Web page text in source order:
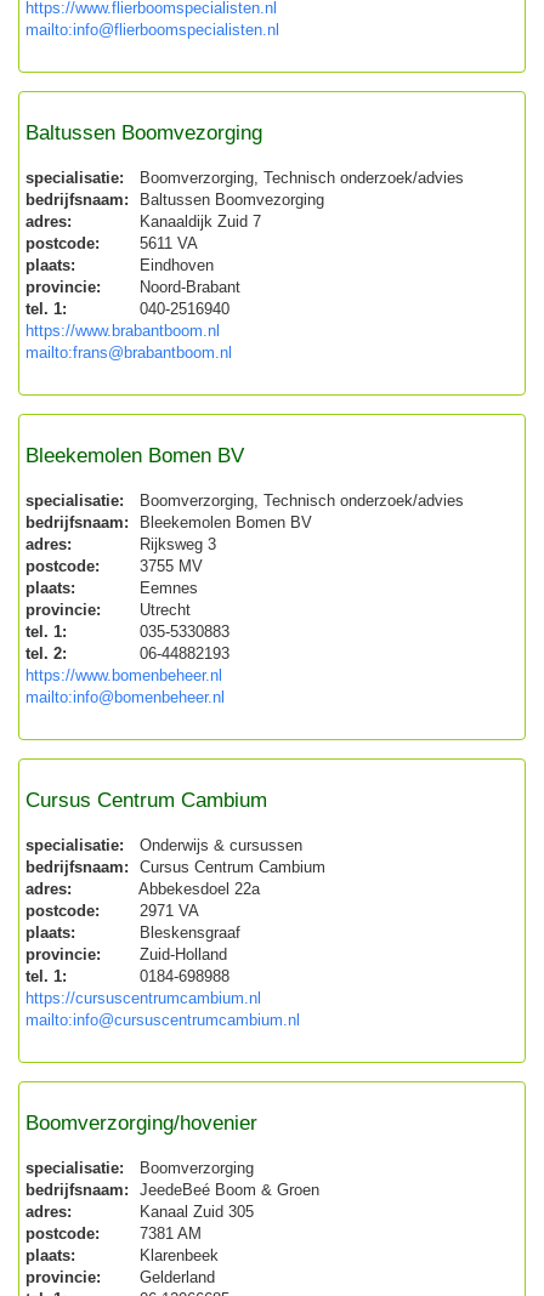
https://www.flierboomspecialisten.nl
mailto:info@flierboomspecialisten.nl
Baltussen Boomvezorging
specialisatie:
Boomverzorging, Technisch onderzoek/advies
bedrijfsnaam:
Baltussen Boomvezorging
adres:
Kanaaldijk Zuid 7
postcode:
5611 VA
plaats:
Eindhoven
provincie:
Noord-Brabant
tel. 1:
040-2516940
https://www.brabantboom.nl
mailto:frans@brabantboom.nl
Bleekemolen Bomen BV
specialisatie:
Boomverzorging, Technisch onderzoek/advies
bedrijfsnaam:
Bleekemolen Bomen BV
adres:
Rijksweg 3
postcode:
3755 MV
plaats:
Eemnes
provincie:
Utrecht
tel. 1:
035-5330883
tel. 2:
06-44882193
https://www.bomenbeheer.nl
mailto:info@bomenbeheer.nl
Cursus Centrum Cambium
specialisatie:
Onderwijs & cursussen
bedrijfsnaam:
Cursus Centrum Cambium
adres:
Abbekesdoel 22a
postcode:
2971 VA
plaats:
Bleskensgraaf
provincie:
Zuid-Holland
tel. 1:
0184-698988
https://cursuscentrumcambium.nl
mailto:info@cursuscentrumcambium.nl
Boomverzorging/hovenier
specialisatie:
Boomverzorging
bedrijfsnaam:
JeedeBeé Boom & Groen
adres:
Kanaal Zuid 305
postcode:
7381 AM
plaats:
Klarenbeek
provincie:
Gelderland